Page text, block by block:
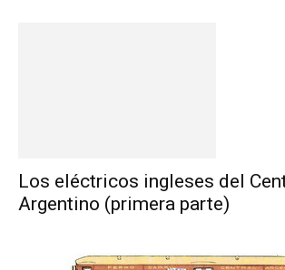
Los eléctricos ingleses del
Argentino (primera parte)